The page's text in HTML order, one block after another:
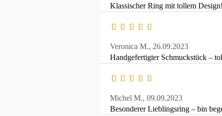
Klassischer Ring mit tollem
Veronica M., 26.09.2023
Handgefertigter Schmuckstück –
Michel M., 09.09.2023
Besonderer Lieblingsring – bin